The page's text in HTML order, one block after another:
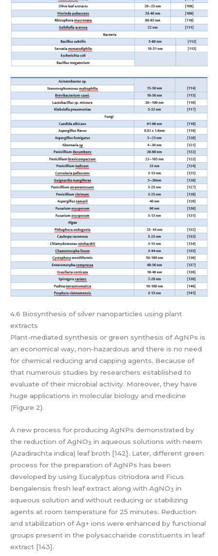
4.6 Biosynthesis of silver nanoparticles using plant
extracts
Plant-mediated synthesis or green synthesis of AgNPs is
an economical way, non-hazardous and there is no need
for chemical reducing and capping agents. Because of
that numerous studies by researchers established to
evaluate of their microbial activity. Moreover, they have
huge applications in molecular biology and medicine
(Figure 2).
A new process for producing AgNPs demonstrated by
the reduction of AgNO3 in aqueous solutions with neem
(Azadirachta indica) leaf broth [142]. Later, different green
process for the preparation of AgNPs has been
developed by using Eucalyptus citriodora and Ficus
bengalensis fresh leaf extract along with AgNO3 in
aqueous solution and without reducing or stabilizing
agents at room temperature for 25 minutes. Reduction
and stabilization of Ag+ ions were enhanced by functional
groups present in the polysaccharide constituents in leaf
extract [143].